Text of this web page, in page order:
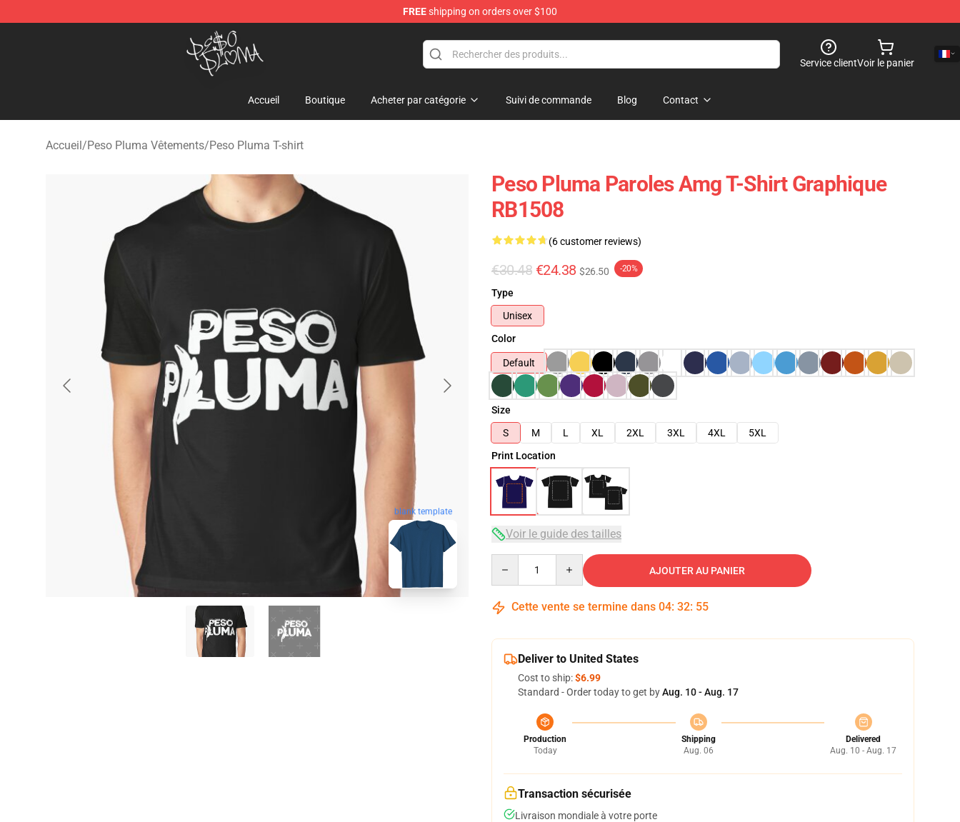
FREEshipping on orders over $100
Peso Pluma Store - Official Peso Pluma Merchandise Shop
Service clientVoir le panier
Accueil Boutique Acheter par catégorie Suivi de commande Blog Contact
Accueil/Peso Pluma Vêtements/Peso Pluma T-shirt
blank template
Peso Pluma Paroles Amg T-Shirt Graphique
RB1508
(6 customer reviews)
€30.48 €24.38 $26.50 -20%
Type
Unisex
Color
Default
Size
S
M L XL 2XL 3XL 4XL
5XL
Print Location
Voir le guide des tailles
AJOUTER AU PANIER
Cette vente se termine dans 04: 32: 54
Deliver to United States
Cost to ship:$6.99
Standard - Order today to get byAug. 10 - Aug. 17
Production
Today
Shipping
Aug. 06
Delivered
Aug. 10 - Aug. 17
Transaction sécurisée
Livraison mondiale à votre porte